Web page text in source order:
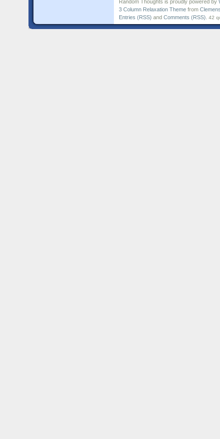
Random Thoughts is proudly powered by
3 Column Relaxation Theme from
Entries (RSS) and Comments (RSS) 42